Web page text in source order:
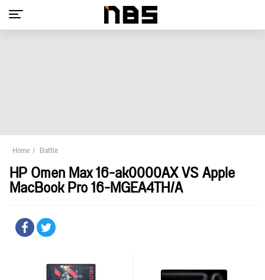
Home Battle
HP Omen Max 16-ak0000AX VS Apple
MacBook Pro 16-MGEA4TH/A